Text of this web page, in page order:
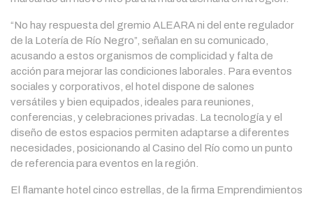
“No hay respuesta del gremio ALEARA ni del ente regulador
de la Lotería de Río Negro”, señalan en su comunicado,
acusando a estos organismos de complicidad y falta de
acción para mejorar las condiciones laborales. Para eventos
sociales y corporativos, el hotel dispone de salones
versátiles y bien equipados, ideales para reuniones,
conferencias, y celebraciones privadas. La tecnología y el
diseño de estos espacios permiten adaptarse a diferentes
necesidades, posicionando al Casino del Río como un punto
de referencia para eventos en la región.
El flamante hotel cinco estrellas, de la firma Emprendimientos